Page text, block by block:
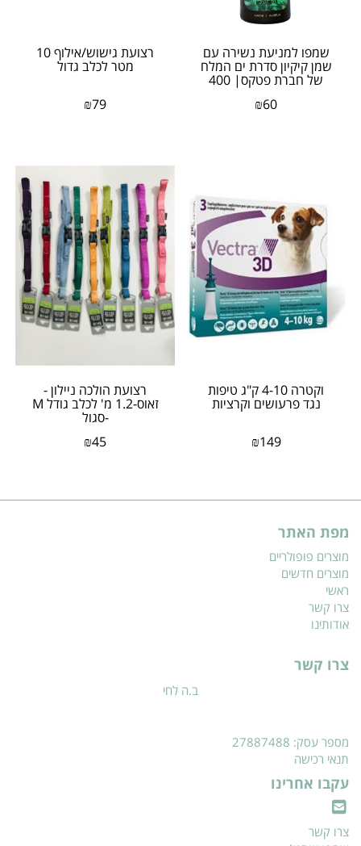
שמפו למניעת נשירה עם
שמן קיקיון סדרת ים המלח
של חברת פטקס| 400
מיליליטר
₪60
רצועת גישוש/אילוף 10
מטר לכלב גדול
₪79
וקטרה 4-10 ק"ג טיפות
נגד פרעושים וקרציות
₪149
רצועת הולכה ניילון -
זאוס-1.2 מ' לכלב גודל M
-סגול
₪45
מפת האתר
מוצרים פופולריים
מוצרים חדשים
ראשי
צרו קשר
אודותינו
צרו קשר
ב.ה לחי
מספר עסק: 27887488
תנאי רכישה
עקבו אחרינו
צרו קשר